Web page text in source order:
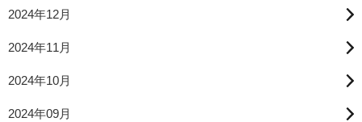
2024年12月
2024年11月
2024年10月
2024年09月